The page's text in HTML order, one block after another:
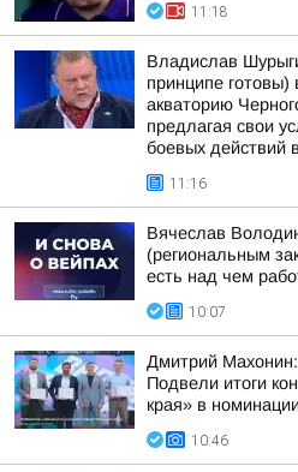
11:18
Владислав
принципе
акваторию
предлагая свои
боевых действий
11:16
Вячеслав
(региональным
есть над чем
10:07
Дмитрий
Подвели итоги
края» в
10:46